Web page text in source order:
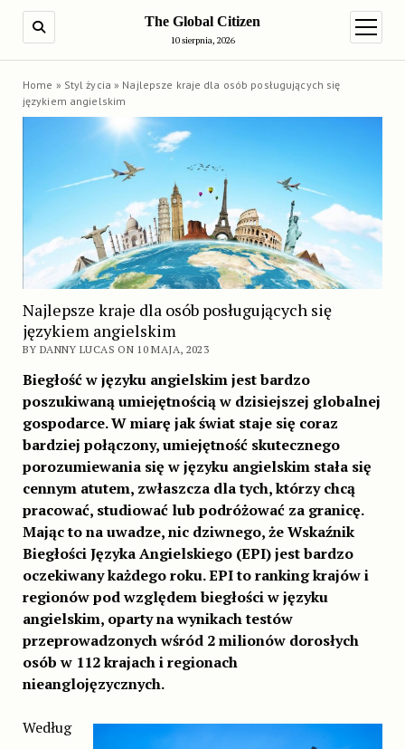
The Global Citizen
10 sierpnia, 2026
open
Home » Styl życia » Najlepsze kraje dla osób posługujących się
językiem angielskim
Najlepsze kraje dla osób posługujących się
językiem angielskim
BY DANNY LUCAS ON 10 MAJA, 2023
Biegłość w języku angielskim jest bardzo
poszukiwaną umiejętnością w dzisiejszej globalnej
gospodarce. W miarę jak świat staje się coraz
bardziej połączony, umiejętność skutecznego
porozumiewania się w języku angielskim stała się
cennym atutem, zwłaszcza dla tych, którzy chcą
pracować, studiować lub podróżować za granicę.
Mając to na uwadze, nic dziwnego, że Wskaźnik
Biegłości Języka Angielskiego (EPI) jest bardzo
oczekiwany każdego roku. EPI to ranking krajów i
regionów pod względem biegłości w języku
angielskim, oparty na wynikach testów
przeprowadzonych wśród 2 milionów dorosłych
osób w 112 krajach i regionach
nieanglojęzycznych.
Według